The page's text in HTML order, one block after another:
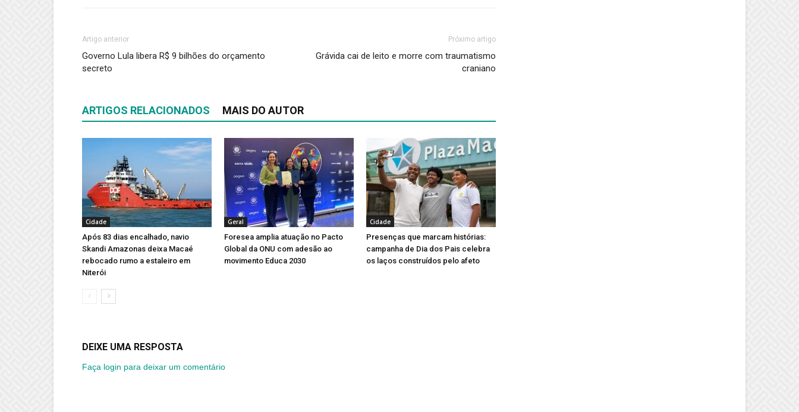
Artigo anterior
Governo Lula libera R$ 9 bilhões do orçamento
secreto
Próximo artigo
Grávida cai de leito e morre com traumatismo
craniano
ARTIGOS RELACIONADOS MAIS DO AUTOR
Cidade
Após 83 dias encalhado, navio
Skandi Amazonas deixa Macaé
rebocado rumo a estaleiro em
Niterói
Geral
Foresea amplia atuação no Pacto
Global da ONU com adesão ao
movimento Educa 2030
Cidade
Presenças que marcam histórias:
campanha de Dia dos Pais celebra
os laços construídos pelo afeto
DEIXE UMA RESPOSTA
Faça login para deixar um comentário